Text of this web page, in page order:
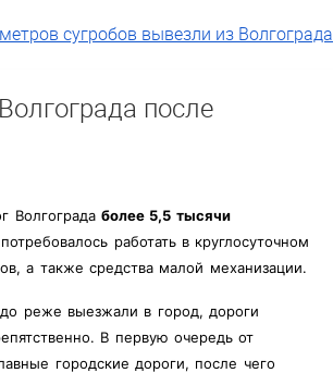
сугробов вывезли из Волгограда
после
Волгограда более 5,5 тысячи
работать в круглосуточном
а также средства малой механизации.
реже выезжали в город, дороги
В первую очередь от
городские дороги, после чего